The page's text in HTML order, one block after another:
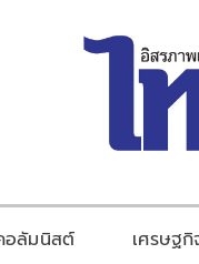
อลัมนิสต์ เศรษฐกิ